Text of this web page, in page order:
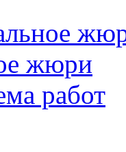
жюри
работ